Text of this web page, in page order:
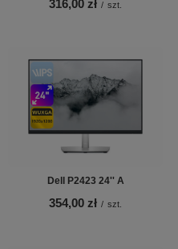
316,00 zł / szt.
Dell P2423 24'' A
354,00 zł / szt.